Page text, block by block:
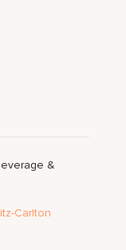
&
Carlton